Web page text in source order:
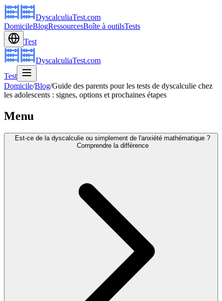
DyscalculiaTest.com
DomicileBlogRessourcesBoîte à outilsTests
Test
DyscalculiaTest.com
Test
Domicile/Blog/Guide des parents pour les tests de dyscalculie chez
les adolescents : signes, options et prochaines étapes
Menu
Est-ce de la dyscalculie ou simplement de l'anxiété mathématique ?
Comprendre la différence